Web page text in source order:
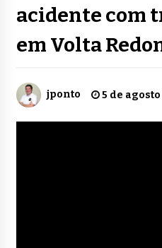
acidente com
em Volta
jponto 5 de agosto